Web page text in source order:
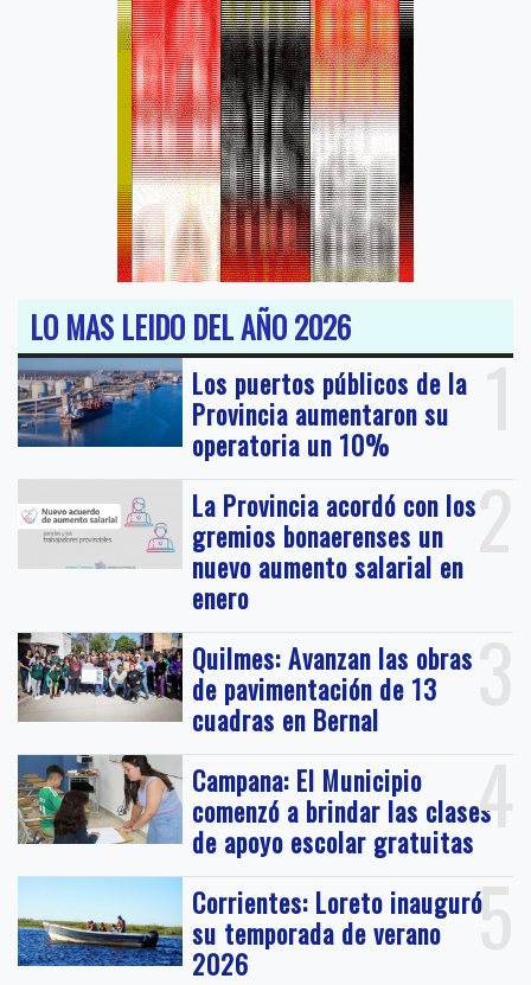
LO MAS LEIDO DEL AÑO 2026
1
Los puertos públicos de la
Provincia aumentaron su
operatoria un 10%
2
La Provincia acordó con los
gremios bonaerenses un
nuevo aumento salarial en
enero
3
Quilmes: Avanzan las obras
de pavimentación de 13
cuadras en Bernal
4
Campana: El Municipio
comenzó a brindar las clases
de apoyo escolar gratuitas
5
Corrientes: Loreto inauguró
su temporada de verano
2026